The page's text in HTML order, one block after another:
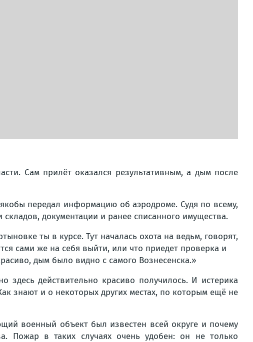
Сам прилёт оказался результативным, а дым после
передал информацию об аэродроме. Судя по всему,
документации и ранее списанного имущества.
ты в курсе. Тут началась охота на ведьм, говорят,
сами же на себя выйти, или что приедет проверка и
дым было видно с самого Вознесенска.»
действительно красиво получилось. И истерика
знают и о некоторых других местах, по которым ещё не
военный объект был известен всей округе и почему
Пожар в таких случаях очень удобен: он не только